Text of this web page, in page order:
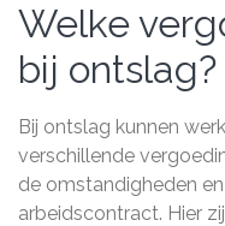
Welke
bij ontslag?
Bij ontslag kunnen
verschillende
de omstandigheden
arbeidscontract. Hier